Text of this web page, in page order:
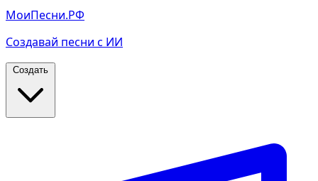
МоиПесни.РФ
Создавай песни с ИИ
Создать